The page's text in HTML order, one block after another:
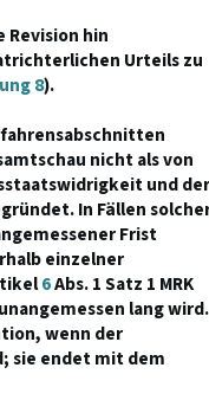
Revision hin
Urteils zu
8).
nicht als von
und der
In Fällen
Frist
einzelner
6Abs. 1 Satz 1 MRK
lang wird.
wenn der
sie endet mit dem